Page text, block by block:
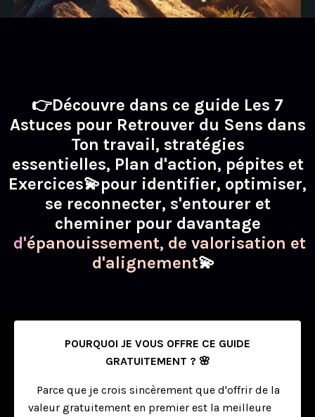
👉Découvre dans ce guide Les 7
Astuces pour Retrouver du Sens dans
Ton travail, stratégies
essentielles, Plan d'action, pépites et
Exercices💫pour identifier, optimiser,
se reconnecter, s'entourer et
cheminer pour davantage
d'épanouissement, de valorisation et
d'alignement💫
POURQUOI JE VOUS OFFRE CE GUIDE
GRATUITEMENT ? 🌸
Parce que je crois sincèrement que d'offrir de la
valeur gratuitement en premier est la meilleure